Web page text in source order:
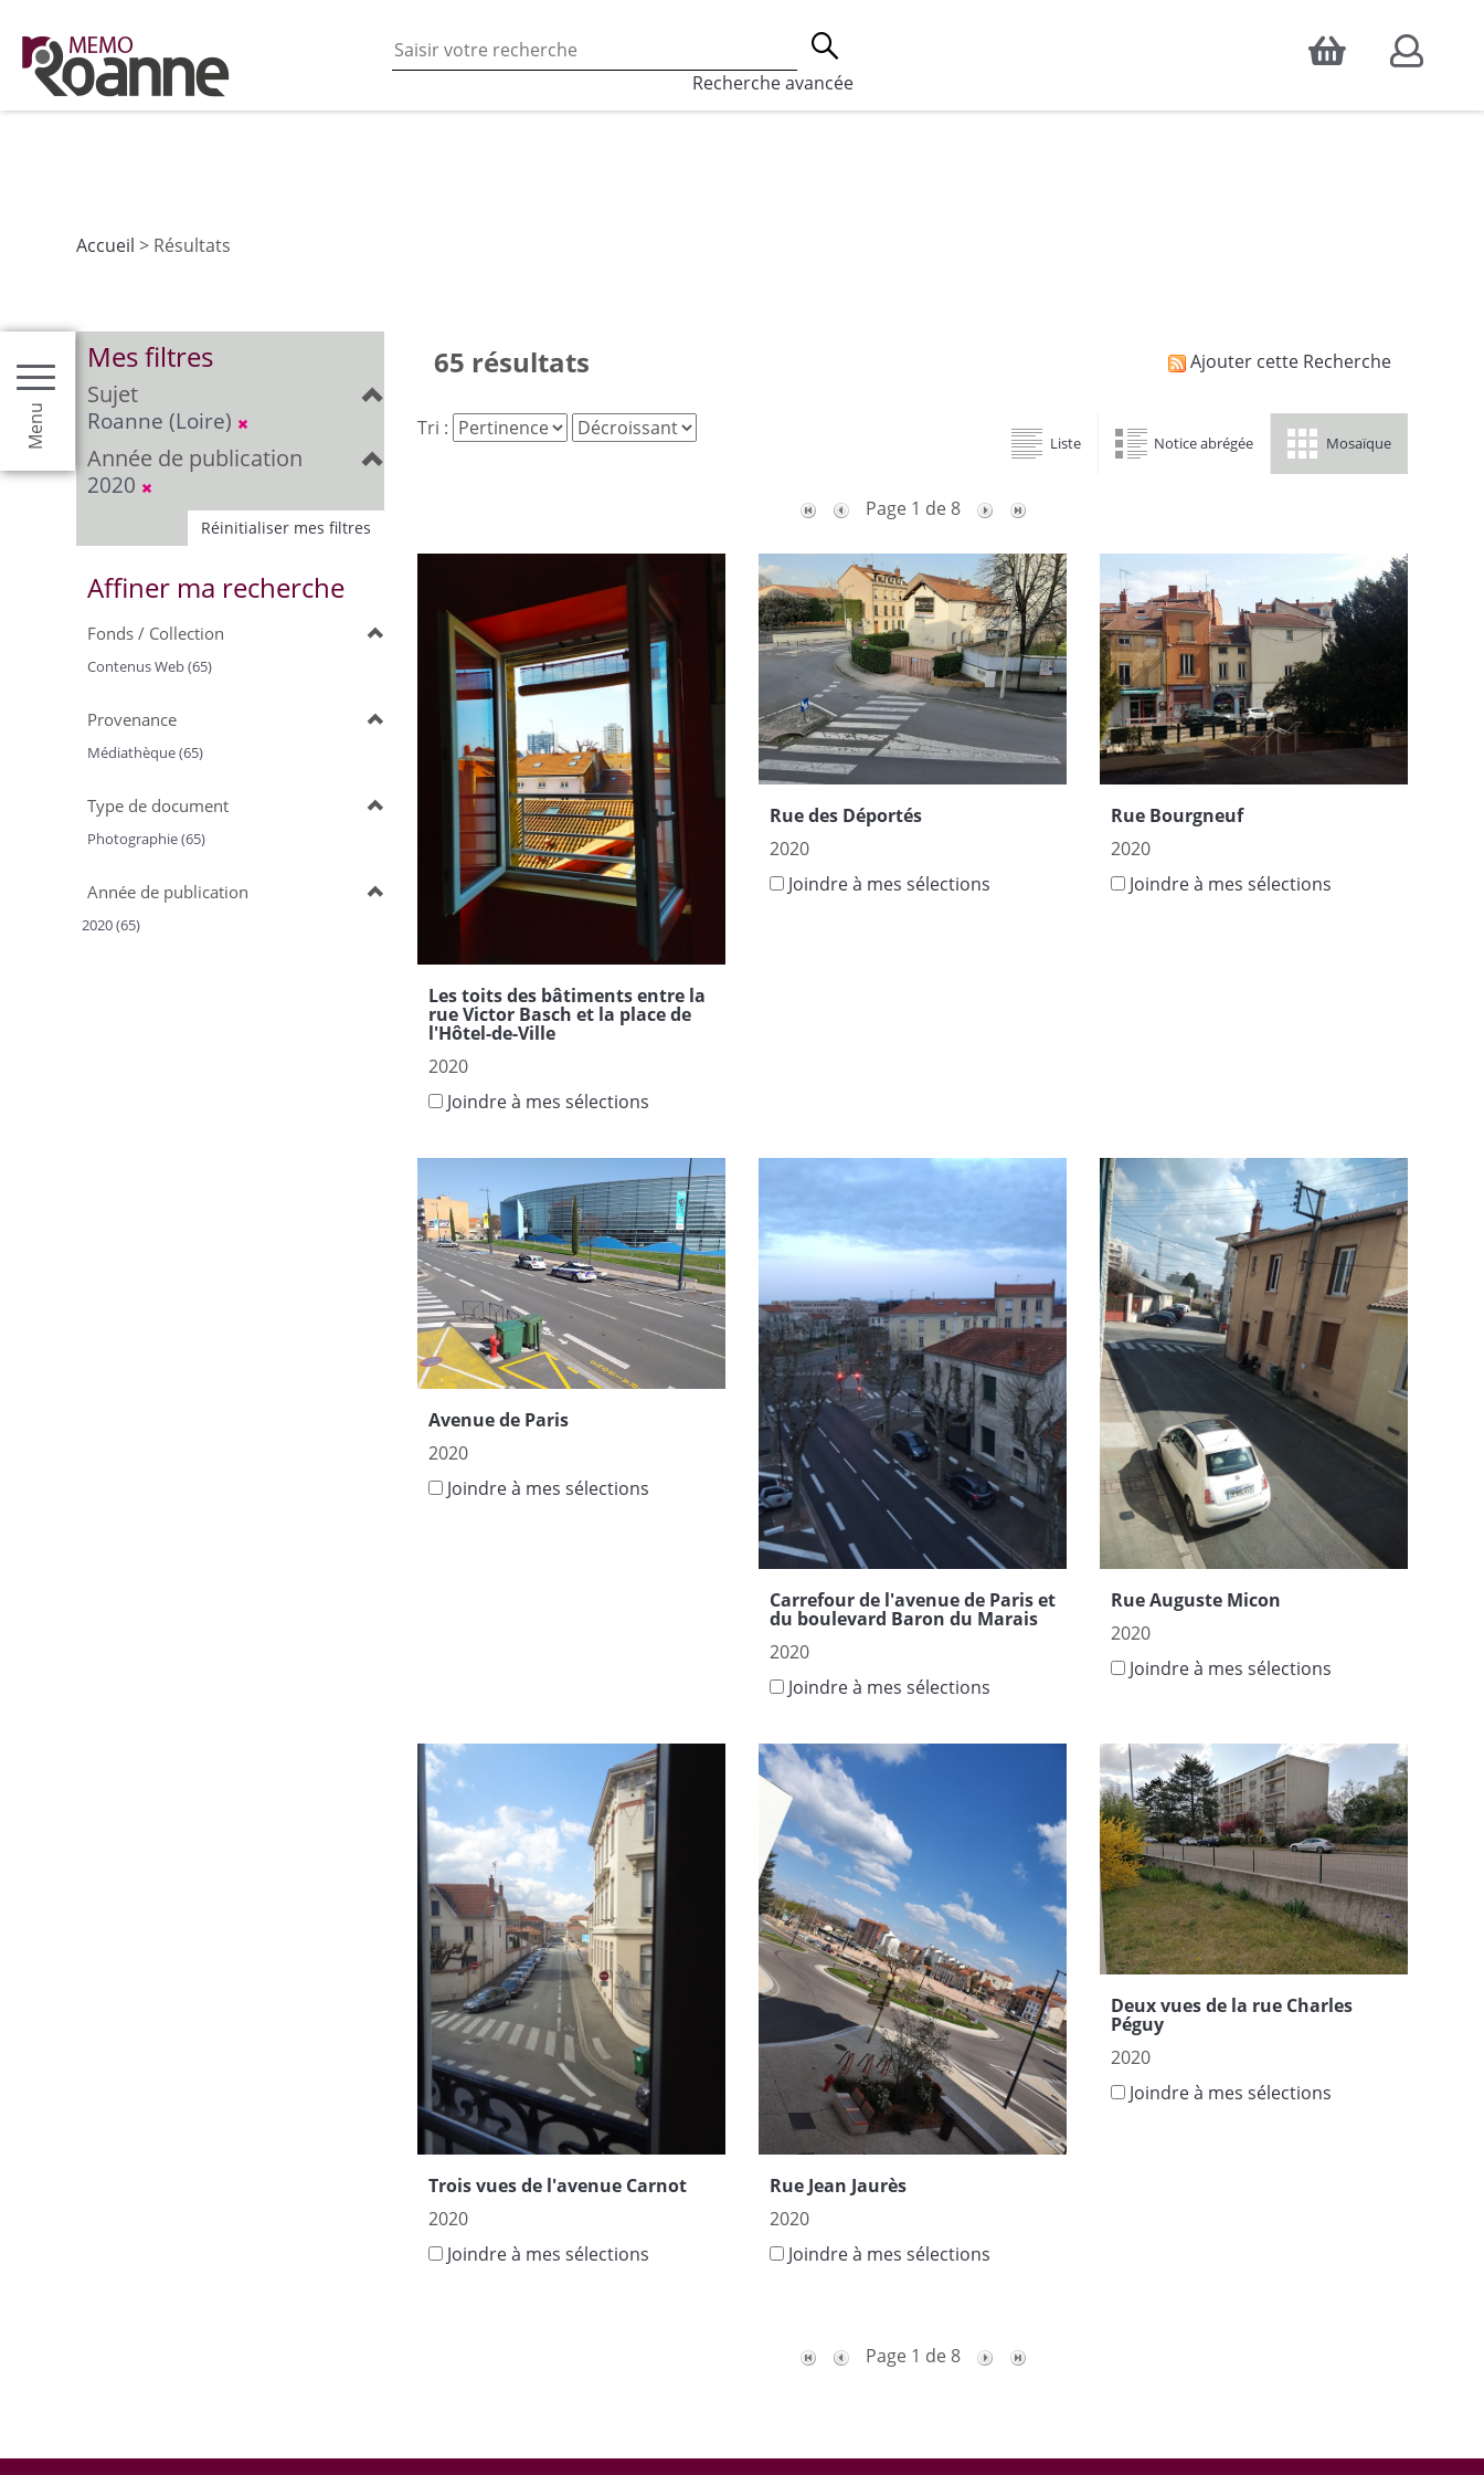
Accepter
En poursuivant votre navigation sur ce site vous acceptez l’utilisation des cookies, qui sont utilisés à des fins de statistiques d'audience, ainsi que pour
les fonctionnalités de partages de contenu sur les réseaux sociaux.
Recherche avancée
Menu
Accueil > Résultats
Mes filtres
Sujet
Roanne (Loire)
Année de publication
2020
Réinitialiser mes filtres
Affiner ma recherche
Fonds / Collection
Contenus Web (65)
Provenance
Médiathèque (65)
Type de document
Photographie (65)
Année de publication
2020 (65)
65 résultats Ajouter cette Recherche
Tri :
Liste Notice abrégée Mosaïque
Page 1 de 8
Les toits des bâtiments entre la
rue Victor Basch et la place de
l'Hôtel-de-Ville
2020
Joindre à mes sélections
Rue des Déportés
2020
Joindre à mes sélections
Rue Bourgneuf
2020
Joindre à mes sélections
Avenue de Paris
2020
Joindre à mes sélections
Carrefour de l'avenue de Paris et
du boulevard Baron du Marais
2020
Joindre à mes sélections
Rue Auguste Micon
2020
Joindre à mes sélections
Trois vues de l'avenue Carnot
2020
Joindre à mes sélections
Rue Jean Jaurès
2020
Joindre à mes sélections
Deux vues de la rue Charles
Péguy
2020
Joindre à mes sélections
Page 1 de 8